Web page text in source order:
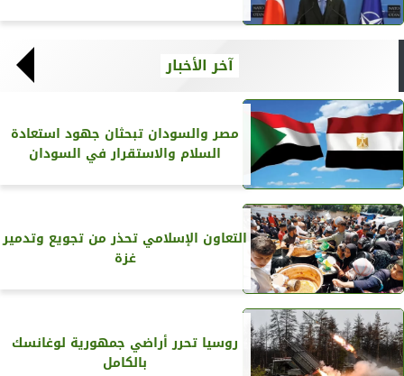
آخر الأخبار
مصر والسودان تبحثان جهود استعادة
السلام والاستقرار في السودان
التعاون الإسلامي تحذر من تجويع وتدمير
غزة
روسيا تحرر أراضي جمهورية لوغانسك
بالكامل